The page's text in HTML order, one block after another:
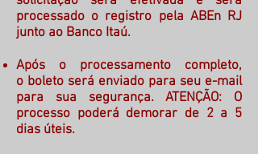
processado o registro pela ABEn RJ
junto ao Banco Itaú.
Após o processamento completo,
o boleto será enviado para seu e-mail
para sua segurança. ATENÇÃO: O
processo poderá demorar de 2 a 5
dias úteis.